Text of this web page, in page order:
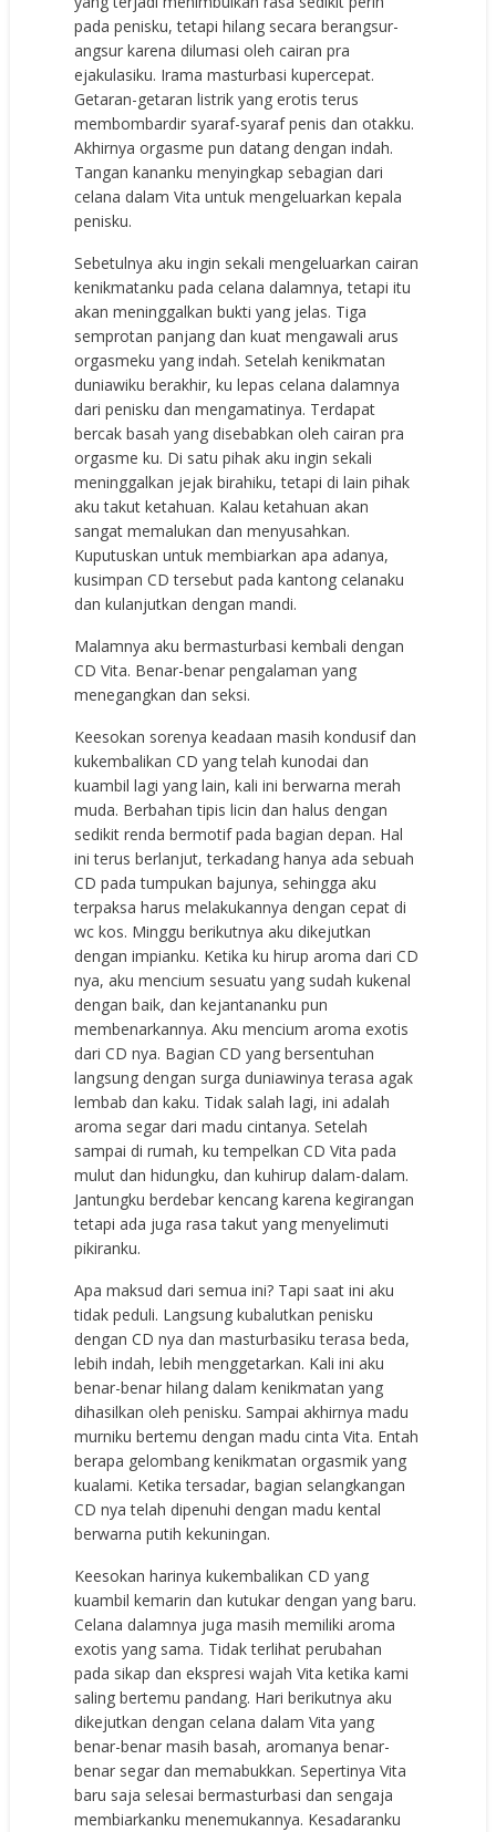
pada penisku, tetapi hilang secara berangsur-
angsur karena dilumasi oleh cairan pra
ejakulasiku. Irama masturbasi kupercepat.
Getaran-getaran listrik yang erotis terus
membombardir syaraf-syaraf penis dan otakku.
Akhirnya orgasme pun datang dengan indah.
Tangan kananku menyingkap sebagian dari
celana dalam Vita untuk mengeluarkan kepala
penisku.
Sebetulnya aku ingin sekali mengeluarkan cairan
kenikmatanku pada celana dalamnya, tetapi itu
akan meninggalkan bukti yang jelas. Tiga
semprotan panjang dan kuat mengawali arus
orgasmeku yang indah. Setelah kenikmatan
duniawiku berakhir, ku lepas celana dalamnya
dari penisku dan mengamatinya. Terdapat
bercak basah yang disebabkan oleh cairan pra
orgasme ku. Di satu pihak aku ingin sekali
meninggalkan jejak birahiku, tetapi di lain pihak
aku takut ketahuan. Kalau ketahuan akan
sangat memalukan dan menyusahkan.
Kuputuskan untuk membiarkan apa adanya,
kusimpan CD tersebut pada kantong celanaku
dan kulanjutkan dengan mandi.
Malamnya aku bermasturbasi kembali dengan
CD Vita. Benar-benar pengalaman yang
menegangkan dan seksi.
Keesokan sorenya keadaan masih kondusif dan
kukembalikan CD yang telah kunodai dan
kuambil lagi yang lain, kali ini berwarna merah
muda. Berbahan tipis licin dan halus dengan
sedikit renda bermotif pada bagian depan. Hal
ini terus berlanjut, terkadang hanya ada sebuah
CD pada tumpukan bajunya, sehingga aku
terpaksa harus melakukannya dengan cepat di
wc kos. Minggu berikutnya aku dikejutkan
dengan impianku. Ketika ku hirup aroma dari CD
nya, aku mencium sesuatu yang sudah kukenal
dengan baik, dan kejantananku pun
membenarkannya. Aku mencium aroma exotis
dari CD nya. Bagian CD yang bersentuhan
langsung dengan surga duniawinya terasa agak
lembab dan kaku. Tidak salah lagi, ini adalah
aroma segar dari madu cintanya. Setelah
sampai di rumah, ku tempelkan CD Vita pada
mulut dan hidungku, dan kuhirup dalam-dalam.
Jantungku berdebar kencang karena kegirangan
tetapi ada juga rasa takut yang menyelimuti
pikiranku.
Apa maksud dari semua ini? Tapi saat ini aku
tidak peduli. Langsung kubalutkan penisku
dengan CD nya dan masturbasiku terasa beda,
lebih indah, lebih menggetarkan. Kali ini aku
benar-benar hilang dalam kenikmatan yang
dihasilkan oleh penisku. Sampai akhirnya madu
murniku bertemu dengan madu cinta Vita. Entah
berapa gelombang kenikmatan orgasmik yang
kualami. Ketika tersadar, bagian selangkangan
CD nya telah dipenuhi dengan madu kental
berwarna putih kekuningan.
Keesokan harinya kukembalikan CD yang
kuambil kemarin dan kutukar dengan yang baru.
Celana dalamnya juga masih memiliki aroma
exotis yang sama. Tidak terlihat perubahan
pada sikap dan ekspresi wajah Vita ketika kami
saling bertemu pandang. Hari berikutnya aku
dikejutkan dengan celana dalam Vita yang
benar-benar masih basah, aromanya benar-
benar segar dan memabukkan. Sepertinya Vita
baru saja selesai bermasturbasi dan sengaja
membiarkanku menemukannya. Kesadaranku